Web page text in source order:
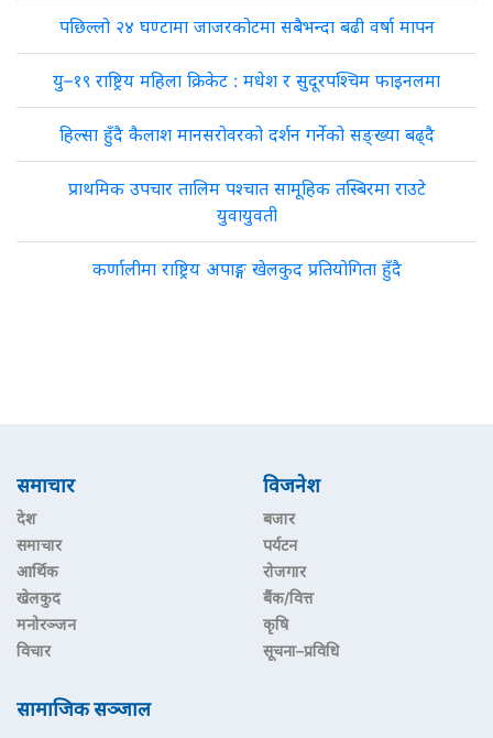
पछिल्लो २४ घण्टामा जाजरकोटमा सबैभन्दा बढी वर्षा मापन
यु–१९ राष्ट्रिय महिला क्रिकेट : मधेश र सुदूरपश्चिम फाइनलमा
हिल्सा हुँदै कैलाश मानसरोवरको दर्शन गर्नेको सङ्ख्या बढ्दै
प्राथमिक उपचार तालिम पश्चात सामूहिक तस्बिरमा राउटे
युवायुवती
कर्णालीमा राष्ट्रिय अपाङ्ग खेलकुद प्रतियोगिता हुँदै
समाचार
देश
समाचार
आर्थिक
खेलकुद
मनोरञ्जन
विचार
विजनेश
बजार
पर्यटन
रोजगार
बैंक/वित्त
कृषि
सूचना–प्रविधि
सामाजिक सञ्जाल